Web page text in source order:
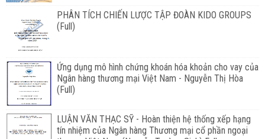
PHÂN TÍCH CHIẾN LƯỢC TẬP ĐOÀN KIDO GROUPS
(Full)
Ứng dụng mô hình chứng khoán hóa khoản cho vay của
Ngân hàng thương mại Việt Nam - Nguyễn Thị Hòa
(Full)
LUẬN VĂN THẠC SỸ - Hoàn thiện hệ thống xếp hạng
tín nhiệm của Ngân hàng Thương mại cổ phần ngoại